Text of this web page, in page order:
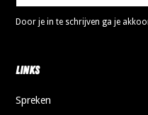
Door je in te schrijven ga je
Links
Spreken